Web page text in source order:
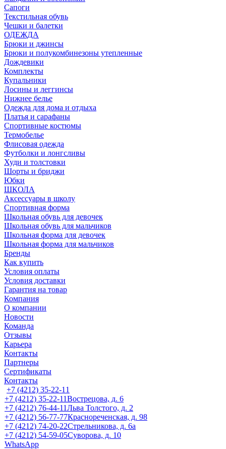
Сапоги
Текстильная обувь
Чешки и балетки
ОДЕЖДА
Брюки и джинсы
Брюки и полукомбинезоны утепленные
Дождевики
Комплекты
Купальники
Лосины и леггинсы
Нижнее белье
Одежда для дома и отдыха
Платья и сарафаны
Спортивные костюмы
Термобелье
Флисовая одежда
Футболки и лонгсливы
Худи и толстовки
Шорты и бриджи
Юбки
ШКОЛА
Аксессуары в школу
Спортивная форма
Школьная обувь для девочек
Школьная обувь для мальчиков
Школьная форма для девочек
Школьная форма для мальчиков
Бренды
Как купить
Условия оплаты
Условия доставки
Гарантия на товар
Компания
О компании
Новости
Команда
Отзывы
Карьера
Контакты
Партнеры
Сертификаты
Контакты
+7 (4212) 35-22-11
+7 (4212) 35-22-11Вострецова, д. 6
+7 (4212) 76-44-11Льва Толстого, д. 2
+7 (4212) 56-77-77Краснореченская, д. 98
+7 (4212) 74-20-22Стрельникова, д. 6а
+7 (4212) 54-59-05Суворова, д. 10
WhatsApp